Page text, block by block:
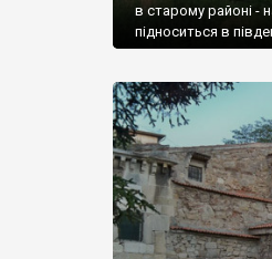
в старому районі -
підноситься в